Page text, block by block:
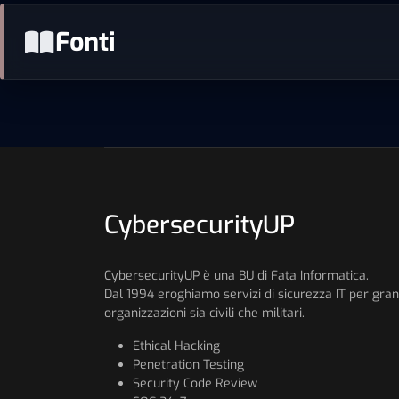
Fonti
CybersecurityUP
CybersecurityUP è una BU di Fata Informatica.
Dal 1994 eroghiamo servizi di sicurezza IT per
organizzazioni sia civili che militari.
Ethical Hacking
Penetration Testing
Security Code Review